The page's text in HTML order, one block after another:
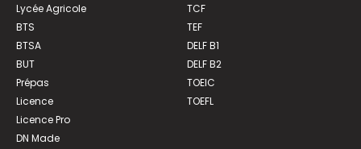
Lycée Agricole
BTS
BTSA
BUT
Prépas
Licence
Licence Pro
DN Made
TCF
TEF
DELF B1
DELF B2
TOEIC
TOEFL